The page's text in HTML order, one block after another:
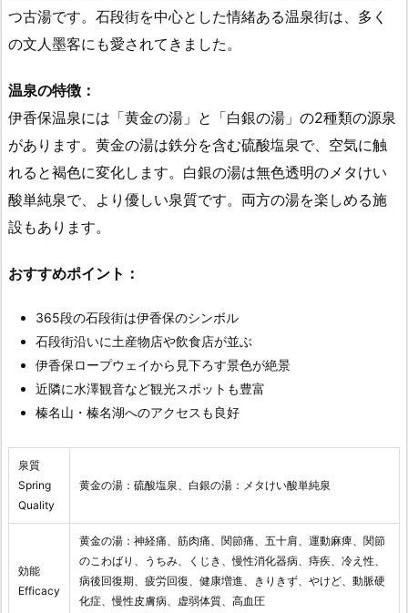
つ古湯です。石段街を中心とした情緒ある温泉街は、多く
の文人墨客にも愛されてきました。
温泉の特徴：
伊香保温泉には「黄金の湯」と「白銀の湯」の2種類の源泉
があります。黄金の湯は鉄分を含む硫酸塩泉で、空気に触
れると褐色に変化します。白銀の湯は無色透明のメタけい
酸単純泉で、より優しい泉質です。両方の湯を楽しめる施
設もあります。
おすすめポイント：
365段の石段街は伊香保のシンボル
石段街沿いに土産物店や飲食店が並ぶ
伊香保ロープウェイから見下ろす景色が絶景
近隣に水澤観音など観光スポットも豊富
榛名山・榛名湖へのアクセスも良好
泉質
Spring
Quality
黄金の湯：硫酸塩泉、白銀の湯：メタけい酸単純泉
効能
Efficacy
黄金の湯：神経痛、筋肉痛、関節痛、五十肩、運動麻痺、関節
のこわばり、うちみ、くじき、慢性消化器病、痔疾、冷え性、
病後回復期、疲労回復、健康増進、きりきず、やけど、動脈硬
化症、慢性皮膚病、虚弱体質、高血圧